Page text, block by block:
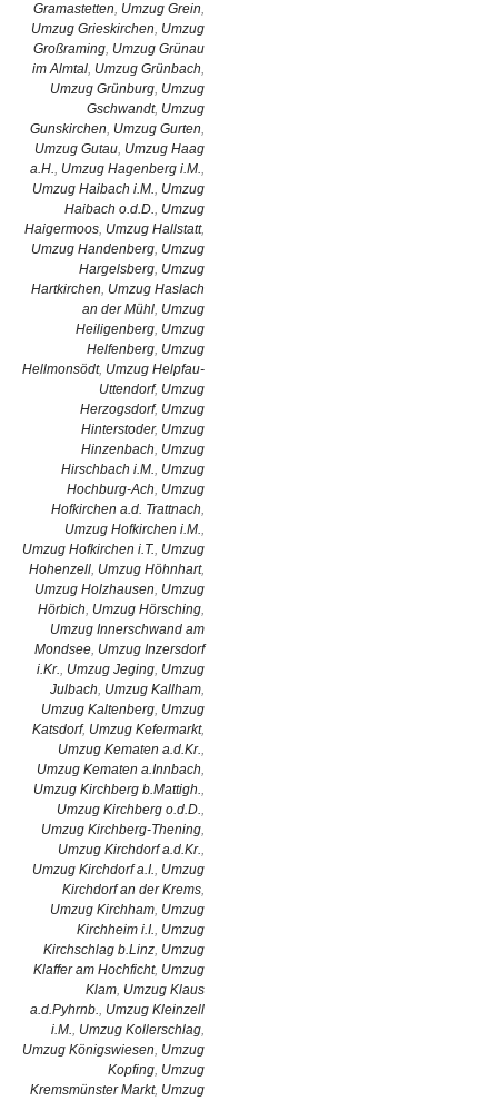
Gramastetten, Umzug Grein,
Umzug Grieskirchen, Umzug
Großraming, Umzug Grünau
im Almtal, Umzug Grünbach,
Umzug Grünburg, Umzug
Gschwandt, Umzug
Gunskirchen, Umzug Gurten,
Umzug Gutau, Umzug Haag
a.H., Umzug Hagenberg i.M.,
Umzug Haibach i.M., Umzug
Haibach o.d.D., Umzug
Haigermoos, Umzug Hallstatt,
Umzug Handenberg, Umzug
Hargelsberg, Umzug
Hartkirchen, Umzug Haslach
an der Mühl, Umzug
Heiligenberg, Umzug
Helfenberg, Umzug
Hellmonsödt, Umzug Helpfau-
Uttendorf, Umzug
Herzogsdorf, Umzug
Hinterstoder, Umzug
Hinzenbach, Umzug
Hirschbach i.M., Umzug
Hochburg-Ach, Umzug
Hofkirchen a.d. Trattnach,
Umzug Hofkirchen i.M.,
Umzug Hofkirchen i.T., Umzug
Hohenzell, Umzug Höhnhart,
Umzug Holzhausen, Umzug
Hörbich, Umzug Hörsching,
Umzug Innerschwand am
Mondsee, Umzug Inzersdorf
i.Kr., Umzug Jeging, Umzug
Julbach, Umzug Kallham,
Umzug Kaltenberg, Umzug
Katsdorf, Umzug Kefermarkt,
Umzug Kematen a.d.Kr.,
Umzug Kematen a.Innbach,
Umzug Kirchberg b.Mattigh.,
Umzug Kirchberg o.d.D.,
Umzug Kirchberg-Thening,
Umzug Kirchdorf a.d.Kr.,
Umzug Kirchdorf a.I., Umzug
Kirchdorf an der Krems,
Umzug Kirchham, Umzug
Kirchheim i.I., Umzug
Kirchschlag b.Linz, Umzug
Klaffer am Hochficht, Umzug
Klam, Umzug Klaus
a.d.Pyhrnb., Umzug Kleinzell
i.M., Umzug Kollerschlag,
Umzug Königswiesen, Umzug
Kopfing, Umzug
Kremsmünster Markt, Umzug